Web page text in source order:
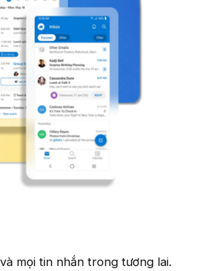
mọi tin nhắn trong tương lai.